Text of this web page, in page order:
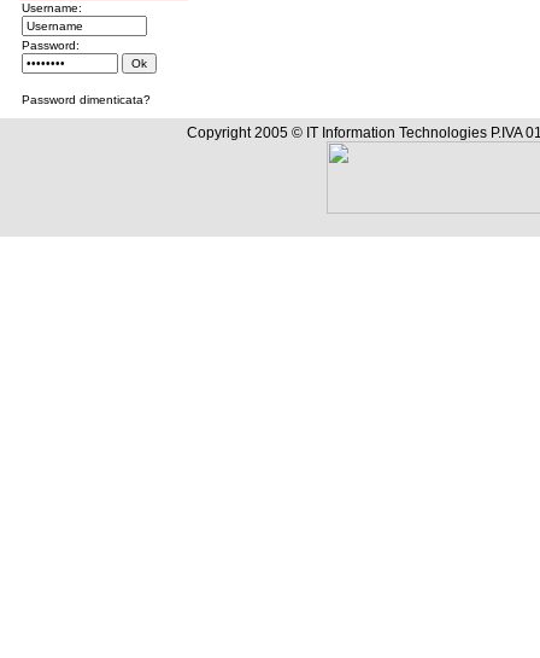
Username:
Password:
Password dimenticata?
Copyright 2005 © IT Information Technologies P.IVA